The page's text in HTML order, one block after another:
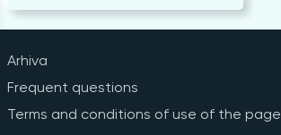
Arhiva
Frequent questions
Terms and conditions of use of the page